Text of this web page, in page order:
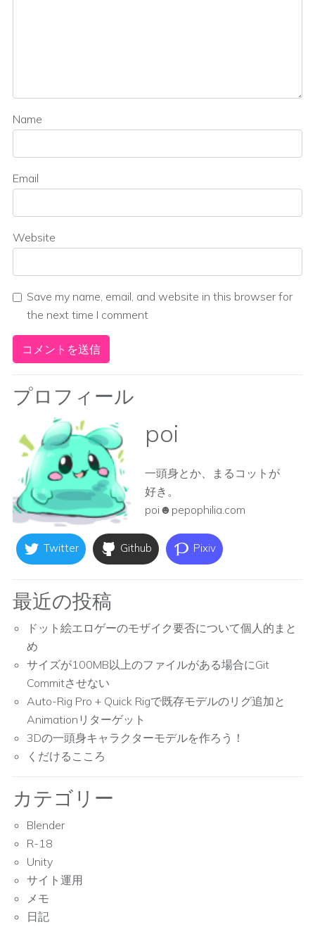
Name
Email
Website
Save my name, email, and website in this browser for
the next time I comment
プロフィール
poi
一頭身とか、まるコットが
好き。
poi☻pepophilia.com
Twitter Github Pixiv
最近の投稿
ドット絵エロゲーのモザイク要否について個人的まと
め
サイズが100MB以上のファイルがある場合にGit
Commitさせない
Auto-Rig Pro + Quick Rigで既存モデルのリグ追加と
Animationリターゲット
3Dの一頭身キャラクターモデルを作ろう！
くだけるこころ
カテゴリー
Blender
R-18
Unity
サイト運用
メモ
日記